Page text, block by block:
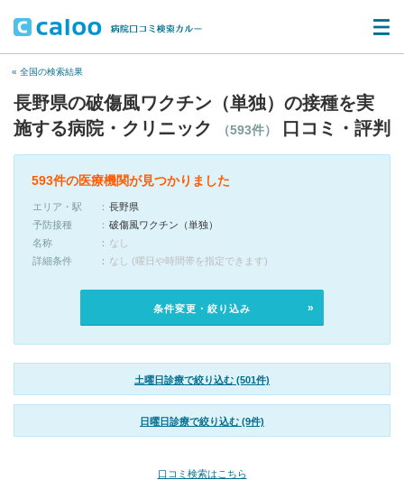
« 全国の検索結果
長野県の破傷風ワクチン（単独）の接種を実
施する病院・クリニック
（593件） 口コミ・評判
593件の医療機関が見つかりました
エリア・駅
長野県
予防接種
破傷風ワクチン（単独）
名称
なし
詳細条件
なし (曜日や時間帯を指定できます)
条件変更・絞り込み
土曜日診療で絞り込む (501件)
日曜日診療で絞り込む (9件)
口コミ検索はこちら